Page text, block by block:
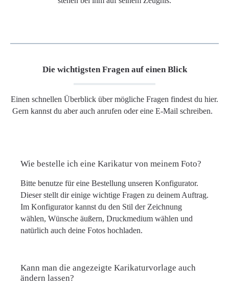
Die wichtigsten Fragen auf einen Blick
Einen schnellen Überblick über mögliche Fragen findest du hier.
Gern kannst du aber auch anrufen oder eine E-Mail schreiben.
Wie bestelle ich eine Karikatur von meinem Foto?
Bitte benutze für eine Bestellung unseren Konfigurator.
Dieser stellt dir einige wichtige Fragen zu deinem Auftrag.
Im Konfigurator kannst du den Stil der Zeichnung
wählen, Wünsche äußern, Druckmedium wählen und
natürlich auch deine Fotos hochladen.
Kann man die angezeigte Karikaturvorlage auch
ändern lassen?